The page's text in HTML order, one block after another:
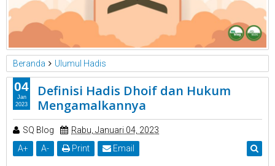
Beranda Ulumul Hadis
Definisi Hadis Dhoif dan Hukum
Mengamalkannya
SQ Blog
Rabu, Januari 04, 2023
A+ A- Print Email
04
Jan
2023